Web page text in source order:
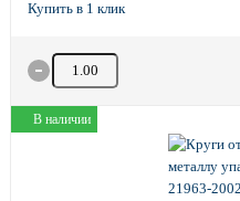
Количество товара
В наличии